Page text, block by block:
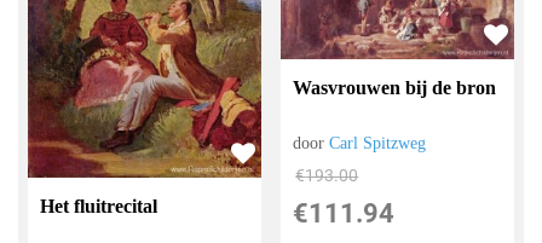
Het fluitrecital
Wasvrouwen bij de bron
doorCarl Spitzweg
€193.00
€111.94